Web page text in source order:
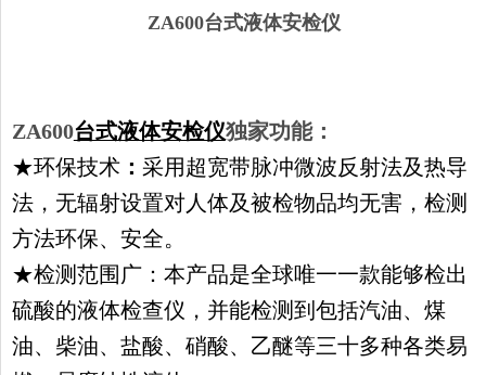
ZA600台式液体安检仪
ZA600台式液体安检仪独家功能：
★环保技术： 采用超宽带脉冲微波反射法及热导
法，无辐射设置对人体及被检物品均无害，检测
方法环保、安全。
★检测范围广：本产品是全球唯一一款能够检出
硫酸的液体检查仪，并能检测到包括汽油、煤
油、柴油、盐酸、硝酸、乙醚等三十多种各类易